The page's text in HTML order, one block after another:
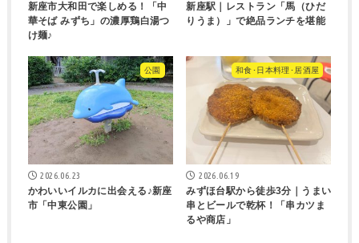
新座市大和田で楽しめる！「中
華そば みずち」の濃厚鶏白湯つ
け麺♪
新座駅｜レストラン「馬（ひだ
りうま）」で絶品ランチを堪能
公園
2026.06.23
かわいいイルカに出会える♪新座
市「中東公園」
和食･日本料理･居酒屋
2026.06.19
みずほ台駅から徒歩3分｜うまい
串とビールで乾杯！「串カツま
るや商店」